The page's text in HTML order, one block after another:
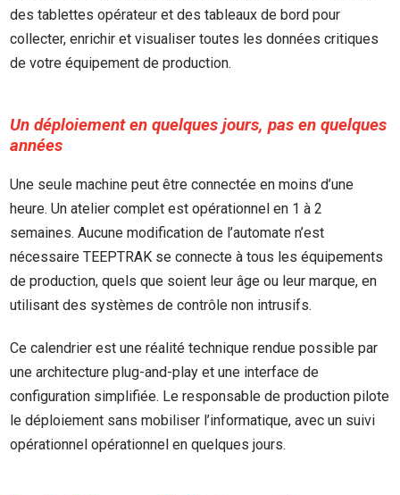
des tablettes opérateur et des tableaux de bord pour
collecter, enrichir et visualiser toutes les données critiques
de votre équipement de production.
Un déploiement en quelques jours, pas en quelques
années
Une seule machine peut être connectée en moins d’une
heure. Un atelier complet est opérationnel en 1 à 2
semaines. Aucune modification de l’automate n’est
nécessaire TEEPTRAK se connecte à tous les équipements
de production, quels que soient leur âge ou leur marque, en
utilisant des systèmes de contrôle non intrusifs.
Ce calendrier est une réalité technique rendue possible par
une architecture plug-and-play et une interface de
configuration simplifiée. Le responsable de production pilote
le déploiement sans mobiliser l’informatique, avec un suivi
opérationnel opérationnel en quelques jours.